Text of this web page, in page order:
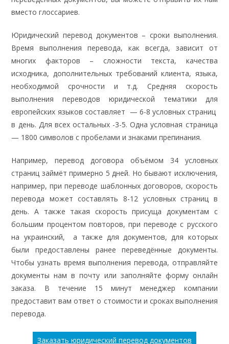
вместо глоссариев.
Юридический перевод документов – сроки выполнения.
Время выполнения перевода, как всегда, зависит от
многих факторов – сложности текста, качества
исходника, дополнительных требований клиента, языка,
необходимой срочности и т.д. Средняя скорость
выполнения переводов юридической тематики для
европейских языков составляет — 6-8 условных страниц
в день. Для всех остальных -3-5. Одна условная страница
— 1800 символов с пробелами и знаками препинания.
Например,
перевод договора объёмом 34 условных
страниц займёт примерно 5 дней. Но бывают исключения,
например, при переводе шаблонных договоров, скорость
перевода может составлять 8-12 условных страниц в
день. А также такая скорость присуща документам с
большим процентом повторов, при переводе с русского
на украинский, а также для документов, для которых
были предоставлены ранее переведённые документы.
Чтобы узнать время выполнения перевода, отправляйте
документы нам в почту или заполняйте форму онлайн
заказа. В течение 15 минут менеджер компании
предоставит вам ответ о стоимости и сроках выполнения
перевода.
Заказать юридический перевод документов